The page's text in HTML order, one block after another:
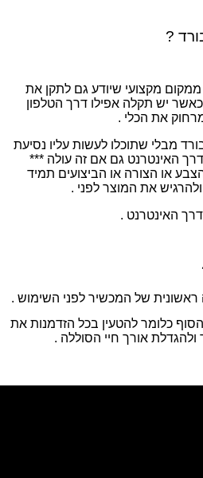
?
מקצועי שיודע גם לתקן את
יש תקלה אפילו דרך הטלפון
את הכלי .
מבלי שתוכלו לעשות עליו נסיעת
האינטרנט גם אם זה עולה ***
או הצורה או הביצועים תמיד
ולהרגיש את המוצר לפני .
דרך האינטרנט .
ראשונית של המכשיר לפני השימוש .
כלומר להטעין בכל הזדמנות את
ולהגדלת אורך חיי הסוללה .